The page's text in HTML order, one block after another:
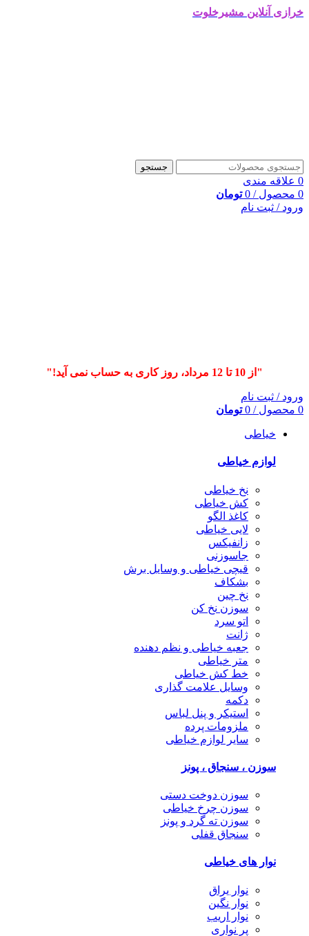
خرازی آنلاین مشیرخلوت
جستجو
0 علاقه مندی
0 محصول /
0 تومان
ورود / ثبت نام
"از 10 تا 12 مرداد، روز کاری به حساب نمی آید!"
ورود / ثبت نام
0 محصول /
0 تومان
خیاطی
لوازم خیاطی
نخ خیاطی
کش خیاطی
کاغذ الگو
لایی خیاطی
زانفیکس
جاسوزنی
قیچی خیاطی و وسایل برش
بشکاف
نخ چین
سوزن نخ کن
اتو سرد
ژانت
جعبه خیاطی و نظم دهنده
متر خیاطی
خط کش خیاطی
وسایل علامت گذاری
دکمه
استیکر و پنل لباس
ملزومات پرده
سایر لوازم خیاطی
سوزن ، سنجاق ، پونز
سوزن دوخت دستی
سوزن چرخ خیاطی
سوزن ته گرد و پونز
سنجاق قفلی
نوار های خیاطی
نوار یراق
نوار نگین
نوار اریب
پر نواری